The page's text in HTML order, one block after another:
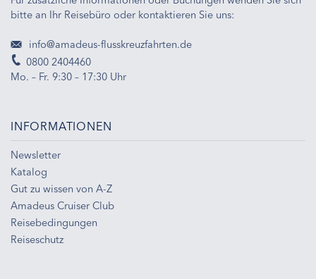
bitte an Ihr Reisebüro oder kontaktieren Sie uns:
info@amadeus-flusskreuzfahrten.de
0800 2404460
Mo. – Fr. 9:30 – 17:30 Uhr
INFORMATIONEN
Newsletter
Katalog
Gut zu wissen von A-Z
Amadeus Cruiser Club
Reisebedingungen
Reiseschutz